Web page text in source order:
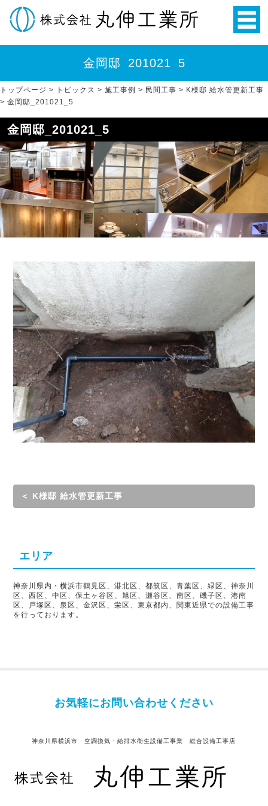
金岡邸_201021_5
トップページ > トピックス > 施工事例 > 民間工事 > K様邸 給水管更新工事
> 金岡邸_201021_5
金岡邸_201021_5
＜ K様邸 給水管更新工事
エリア
神奈川県内・横浜市鶴見区、港北区、都筑区、青葉区、緑区、神奈川
区、西区、中区、保土ヶ谷区、旭区、瀬谷区、南区、磯子区、港南
区、戸塚区、泉区、金沢区、栄区、東京都内、関東近県での設備工事
を行っております。
お気軽にお問い合わせください
神奈川県横浜市 空調換気・給排水衛生設備工事業 総合設備工事店